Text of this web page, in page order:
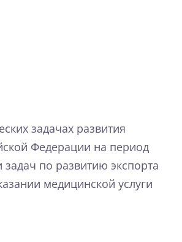
задачах развития
Федерации на период
по развитию экспорта
медицинской услуги